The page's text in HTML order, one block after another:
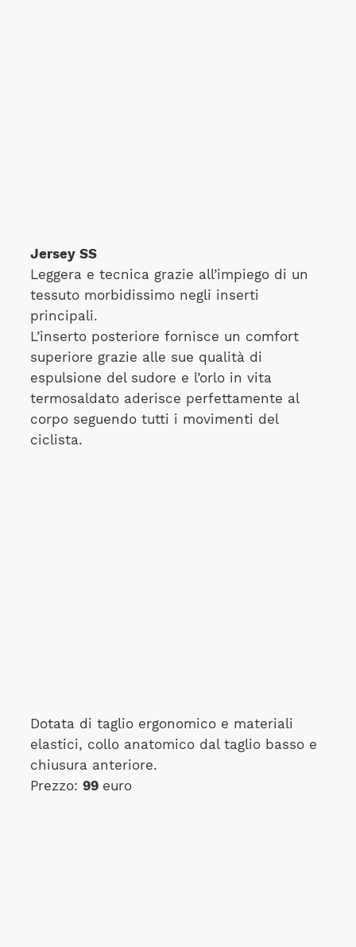
Jersey SS
Leggera e tecnica grazie all’impiego di un
tessuto morbidissimo negli inserti
principali.
L’inserto posteriore fornisce un comfort
superiore grazie alle sue qualità di
espulsione del sudore e l’orlo in vita
termosaldato aderisce perfettamente al
corpo seguendo tutti i movimenti del
ciclista.
Dotata di taglio ergonomico e materiali
elastici, collo anatomico dal taglio basso e
chiusura anteriore.
Prezzo: 99 euro